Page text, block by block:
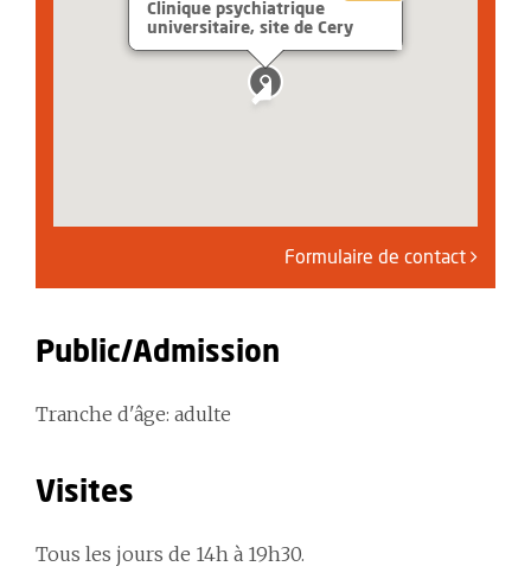
Clinique psychiatrique
universitaire, site de Cery
Formulaire de contact
Public/Admission
Tranche d'âge: adulte
Visites
Tous les jours de 14h à 19h30.